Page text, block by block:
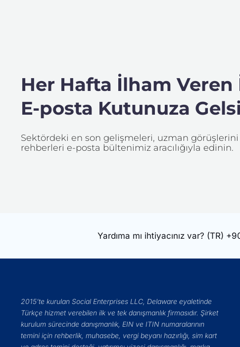
Her Hafta İlham
E-posta Kutunuza
Sektördeki en son gelişmeleri, uzman
rehberleri e-posta bültenimiz aracılığıyla edinin.
Yardıma mı ihtiyacınız var? (TR)
2015’te kurulan Social Enterprises LLC, Delaware eyaletinde
Türkçe hizmet verebilen ilk ve tek danışmanlık firmasıdır. Şirket
kurulum sürecinde danışmanlık, EIN ve ITIN numaralarının
temini için rehberlik, muhasebe, vergi beyanı hazırlığı, sim kart